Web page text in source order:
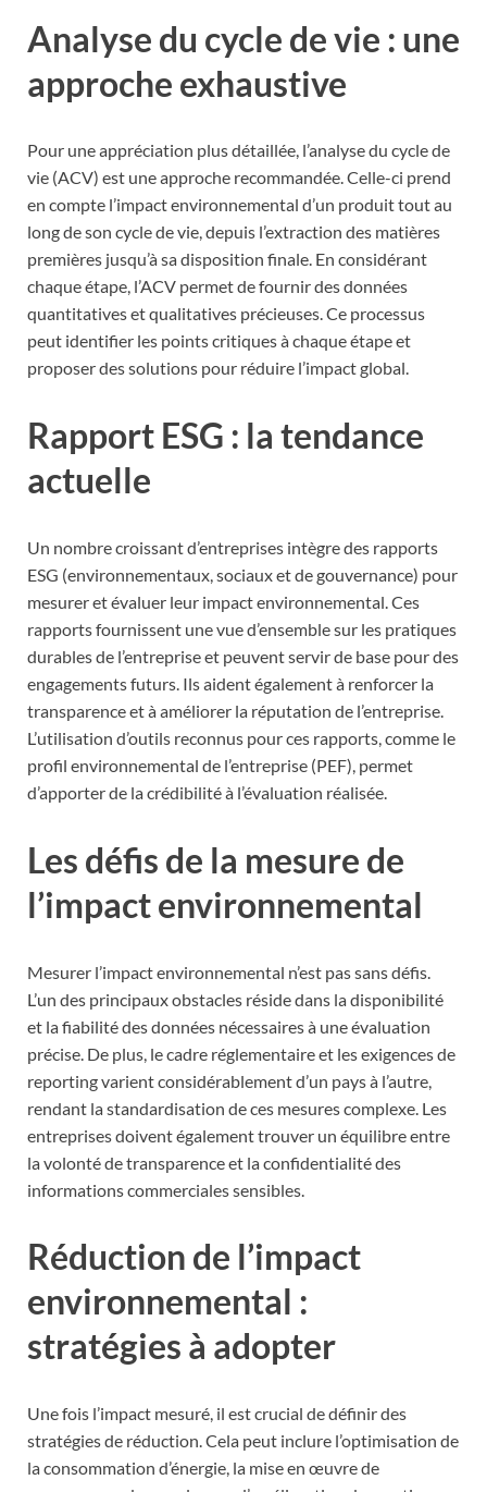
Analyse du cycle de vie : une
approche exhaustive
Pour une appréciation plus détaillée, l’analyse du cycle de
vie (ACV) est une approche recommandée. Celle-ci prend
en compte l’impact environnemental d’un produit tout au
long de son cycle de vie, depuis l’extraction des matières
premières jusqu’à sa disposition finale. En considérant
chaque étape, l’ACV permet de fournir des données
quantitatives et qualitatives précieuses. Ce processus
peut identifier les points critiques à chaque étape et
proposer des solutions pour réduire l’impact global.
Rapport ESG : la tendance
actuelle
Un nombre croissant d’entreprises intègre des rapports
ESG (environnementaux, sociaux et de gouvernance) pour
mesurer et évaluer leur impact environnemental. Ces
rapports fournissent une vue d’ensemble sur les pratiques
durables de l’entreprise et peuvent servir de base pour des
engagements futurs. Ils aident également à renforcer la
transparence et à améliorer la réputation de l’entreprise.
L’utilisation d’outils reconnus pour ces rapports, comme le
profil environnemental de l’entreprise (PEF), permet
d’apporter de la crédibilité à l’évaluation réalisée.
Les défis de la mesure de
l’impact environnemental
Mesurer l’impact environnemental n’est pas sans défis.
L’un des principaux obstacles réside dans la disponibilité
et la fiabilité des données nécessaires à une évaluation
précise. De plus, le cadre réglementaire et les exigences de
reporting varient considérablement d’un pays à l’autre,
rendant la standardisation de ces mesures complexe. Les
entreprises doivent également trouver un équilibre entre
la volonté de transparence et la confidentialité des
informations commerciales sensibles.
Réduction de l’impact
environnemental :
stratégies à adopter
Une fois l’impact mesuré, il est crucial de définir des
stratégies de réduction. Cela peut inclure l’optimisation de
la consommation d’énergie, la mise en œuvre de